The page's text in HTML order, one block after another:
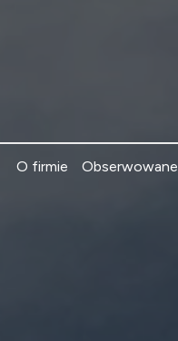
O firmie Obserwowane